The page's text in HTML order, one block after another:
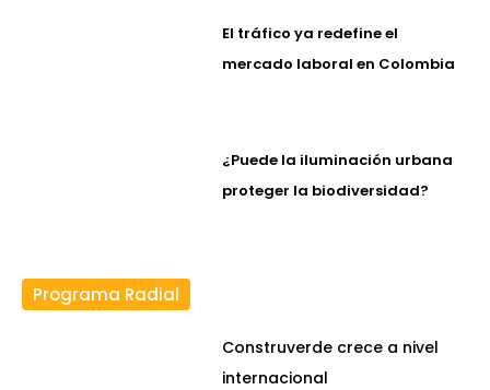
El tráfico ya redefine el
mercado laboral en Colombia
¿Puede la iluminación urbana
proteger la biodiversidad?
Programa Radial
Construverde crece a nivel
internacional